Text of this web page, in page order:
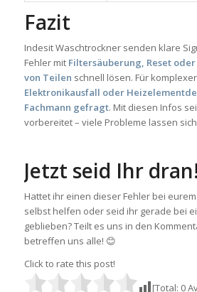
Fazit
Indesit Waschtrockner senden klare
Fehler mit Filtersäuberung, Reset
von Teilen schnell lösen. Für
Elektronikausfall oder
Fachmann gefragt. Mit diesen Infos
vorbereitet – viele Probleme lassen
Jetzt seid Ihr dran!
Hattet ihr einen dieser Fehler bei
selbst helfen oder seid ihr gerade bei
geblieben? Teilt es uns in den
betreffen uns alle! 😊
Click to rate this post!
[Total: 0